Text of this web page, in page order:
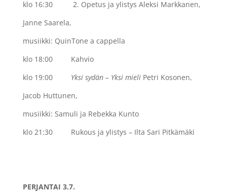
klo 16:30
2. Opetus ja ylistys Aleksi Markkanen,
Janne Saarela,
musiikki: QuinTone a cappella
klo 18:00 Kahvio
klo 19:00
Yksi sydän – Yksi mieli Petri Kosonen,
Jacob Huttunen,
musiikki: Samuli ja Rebekka Kunto
klo 21:30 Rukous ja ylistys – Ilta Sari Pitkämäki
PERJANTAI 3.7.